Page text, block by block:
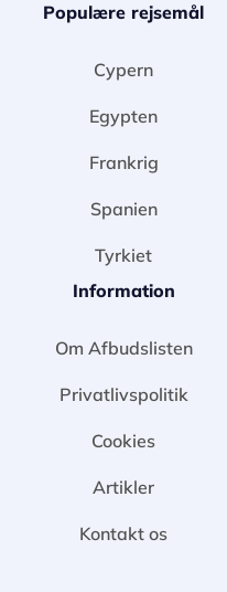
Populære rejsemål
Cypern
Egypten
Frankrig
Spanien
Tyrkiet
Information
Om Afbudslisten
Privatlivspolitik
Cookies
Artikler
Kontakt os